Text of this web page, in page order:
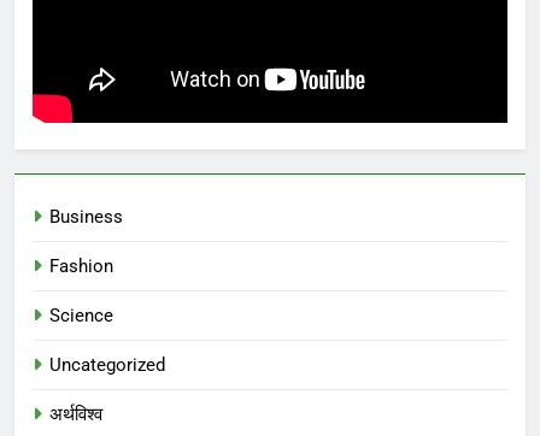
Business
Fashion
Science
Uncategorized
अर्थविश्व